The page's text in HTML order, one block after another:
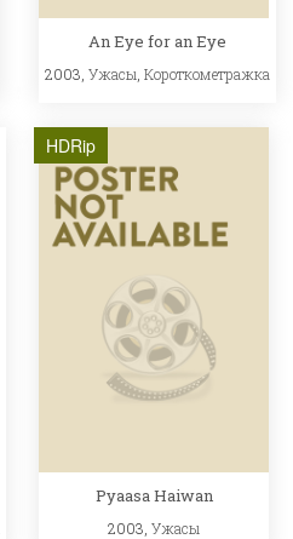
An Eye for an Eye
2003,Ужасы ,Короткометражка
HDRip
Pyaasa Haiwan
2003,Ужасы